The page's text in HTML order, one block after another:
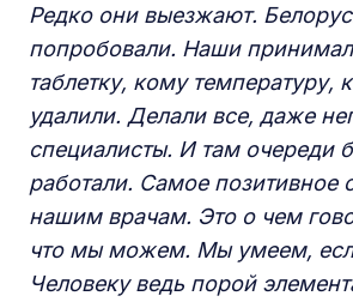
Редко они выезжают.
попробовали. Наши
таблетку, кому температуру,
удалили. Делали все, даже
специалисты. И там очереди
работали. Самое позитивное
нашим врачам. Это о чем
что мы можем. Мы умеем,
Человеку ведь порой